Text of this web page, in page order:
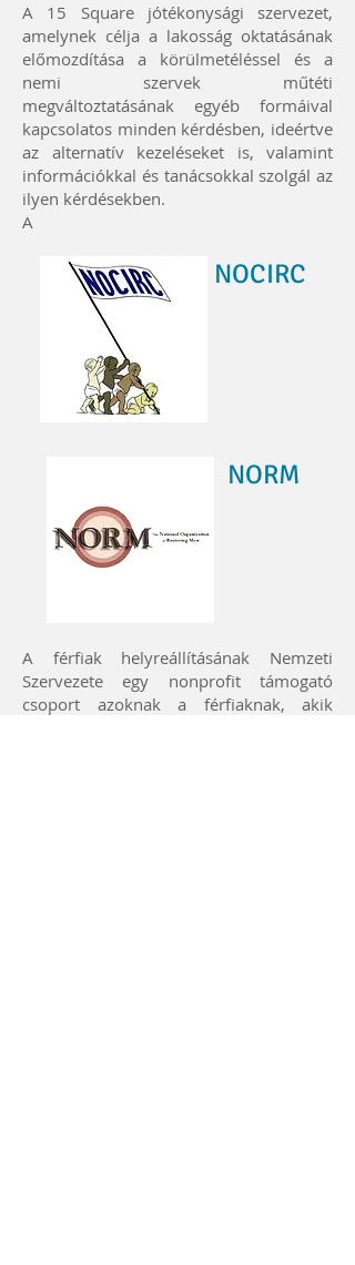
A 15 Square jótékonysági szervezet,
amelynek célja a lakosság oktatásának
előmozdítása a körülmetéléssel és a
nemi szervek műtéti
megváltoztatásának egyéb formáival
kapcsolatos minden kérdésben, ideértve
az alternatív kezeléseket is, valamint
információkkal és tanácsokkal szolgál az
ilyen kérdésekben.
A
NOCIRC
NORM
A férfiak helyreállításának Nemzeti
Szervezete egy nonprofit támogató
csoport azoknak a férfiaknak, akik